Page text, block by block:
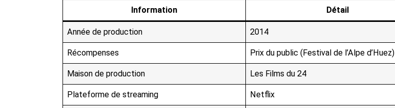
Information Détail
Année de production 2014
Récompenses Prix du public (Festival de l’Alpe d’Huez)
Maison de production Les Films du 24
Plateforme de streaming Netflix